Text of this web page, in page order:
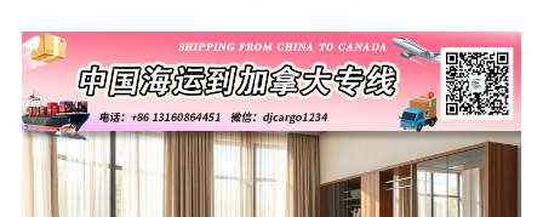
华人资讯
阅读洛杉矶新闻
华人论坛
加入社区交流